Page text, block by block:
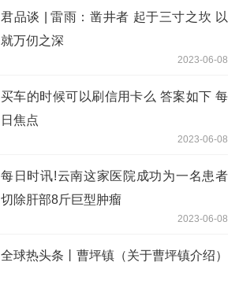
君品谈 | 雷雨：凿井者 起于三寸之坎 以
就万仞之深
2023-06-08
买车的时候可以刷信用卡么 答案如下 每
日焦点
2023-06-08
每日时讯!云南这家医院成功为一名患者
切除肝部8斤巨型肿瘤
2023-06-08
全球热头条丨曹坪镇（关于曹坪镇介绍）